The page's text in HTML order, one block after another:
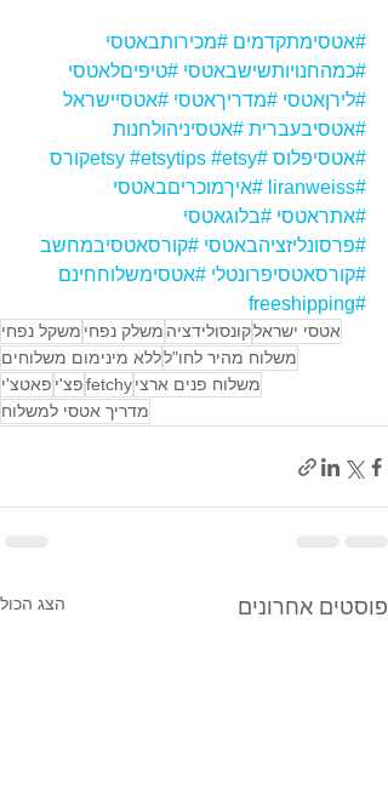
#אטסימתקדמים #מכירותבאטסי
#כמהחנויותשישבאטסי #טיפיםלאטסי
#לירןאטסי #מדריךאטסי #אטסיישראל
#אטסיבעברית #אטסיניהולחנות
#אטסיפלוס #etsy
#etsytips #etsyקורס
#liranweiss
#איךמוכריםבאטסי
#אתראטסי #בלוגאטסי
#פרסונליזציהבאטסי #קורסאטסיבמחשב
#קורסאטסיפרונטלי #אטסימשלוחחינם
#freeshipping
אטסי ישראלקונסולידציה משלק נפחי משקל נפחי
משלוח מהיר לחו"לללא מינימום משלוחים
משלוח פנים ארציfetchyפצ'י פאטצ'י
מדריך אטסי למשלוח
פוסטים אחרונים הצג הכול